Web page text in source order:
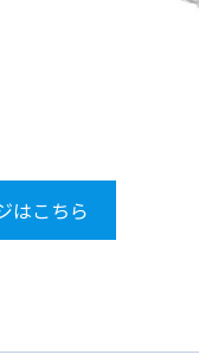
はこちら